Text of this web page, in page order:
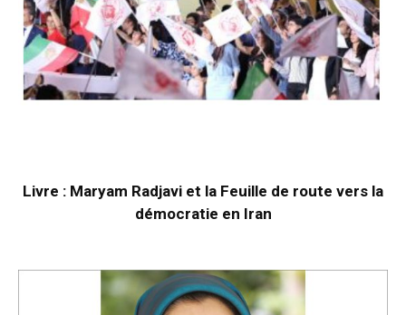
Livre : Maryam Radjavi et la Feuille de route vers la
démocratie en Iran